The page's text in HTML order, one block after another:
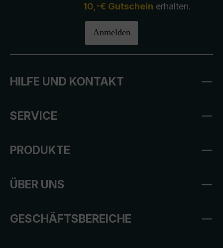
10,-€ Gutschein erhalten.
Anmelden
HILFE UND KONTAKT
SERVICE
PRODUKTE
ÜBER UNS
GESCHÄFTSBEREICHE